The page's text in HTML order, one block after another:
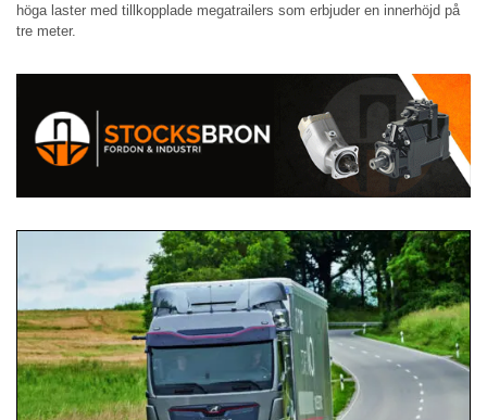
höga laster med tillkopplade megatrailers som erbjuder en innerhöjd på
tre meter.